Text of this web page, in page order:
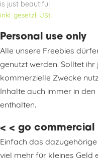
is just beautiful
inkl. gesetzl. USt.
Personal use only
Alle unsere Freebies
genutzt werden. Solltet
kommerzielle Zwecke
Inhalte auch immer in
enthalten.
< < go commercial
Einfach das
viel mehr für kleines Geld